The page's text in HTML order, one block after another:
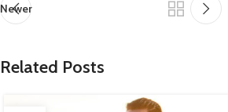
Newer
Related Posts